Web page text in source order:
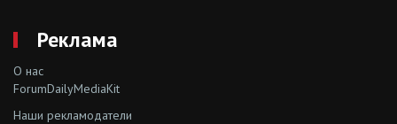
Реклама
О нас
ForumDailyMediaKit
Наши рекламодатели